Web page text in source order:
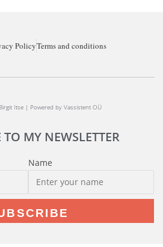
PolicyTerms and conditions
Itse | Powered by Vassistent OÜ
TO MY NEWSLETTER
Name